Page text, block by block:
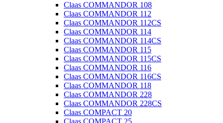
Claas COMMANDOR 108
Claas COMMANDOR 112
Claas COMMANDOR 112CS
Claas COMMANDOR 114
Claas COMMANDOR 114CS
Claas COMMANDOR 115
Claas COMMANDOR 115CS
Claas COMMANDOR 116
Claas COMMANDOR 116CS
Claas COMMANDOR 118
Claas COMMANDOR 228
Claas COMMANDOR 228CS
Claas COMPACT 20
Claas COMPACT 25